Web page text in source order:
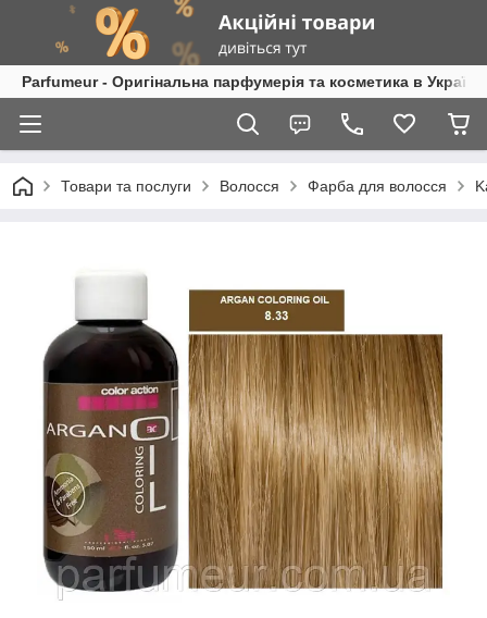
Parfumeur - Оригінальна парфумерія та косметика в Україні
Товари та послуги Волосся Фарба для волосся